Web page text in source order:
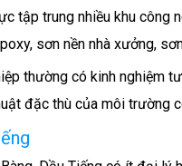
tập trung nhiều khu công
sơn nền nhà xưởng,
thường có kinh nghiệm
đặc thù của môi trường